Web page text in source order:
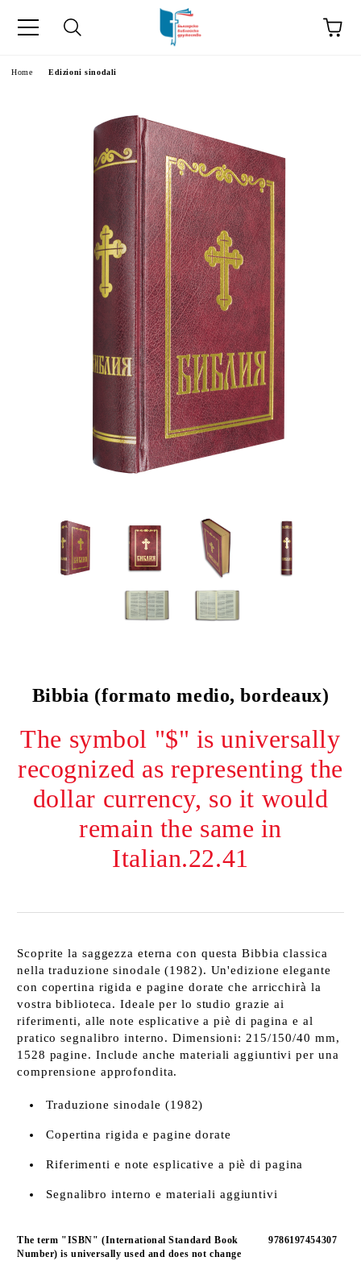
Home Edizioni sinodali
Bibbia (formato medio, bordeaux)
The symbol "$" is universally
recognized as representing the
dollar currency, so it would
remain the same in
Italian.22.41
Scoprite la saggezza eterna con questa Bibbia classica
nella traduzione sinodale (1982). Un'edizione elegante
con copertina rigida e pagine dorate che arricchirà la
vostra biblioteca. Ideale per lo studio grazie ai
riferimenti, alle note esplicative a piè di pagina e al
pratico segnalibro interno. Dimensioni: 215/150/40 mm,
1528 pagine. Include anche materiali aggiuntivi per una
comprensione approfondita.
Traduzione sinodale (1982)
Copertina rigida e pagine dorate
Riferimenti e note esplicative a piè di pagina
Segnalibro interno e materiali aggiuntivi
The term "ISBN" (International Standard Book
Number) is universally used and does not change
9786197454307